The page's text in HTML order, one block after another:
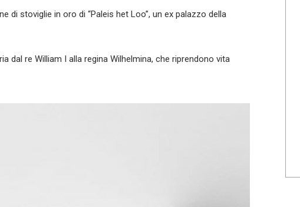
di stoviglie in oro di “Paleis het Loo”, un ex palazzo della
dal re William I alla regina Wilhelmina, che riprendono vita